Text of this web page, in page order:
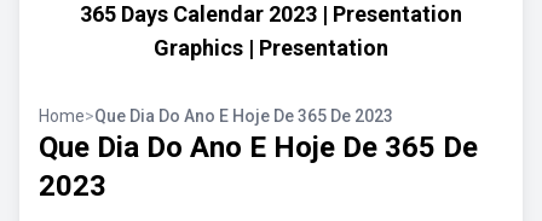
365 Days Calendar 2023 | Presentation
Graphics | Presentation
Home>Que Dia Do Ano E Hoje De 365 De 2023
Que Dia Do Ano E Hoje De 365 De
2023